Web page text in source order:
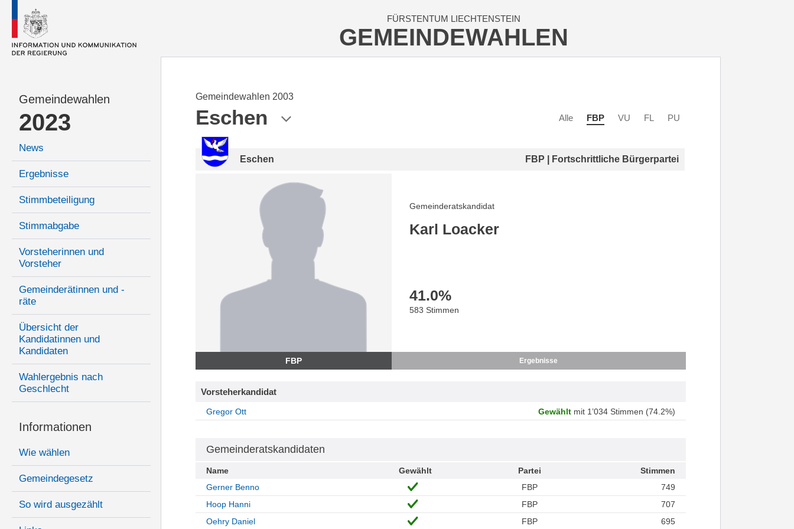
FÜRSTENTUM LIECHTENSTEIN
GEMEINDEWAHLEN
Gemeindewahlen
2023
News
Ergebnisse
Stimmbeteiligung
Stimmabgabe
Vorsteherinnen und
Vorsteher
Gemeinderätinnen und -
räte
Übersicht der
Kandidatinnen und
Kandidaten
Wahlergebnis nach
Geschlecht
Informationen
Wie wählen
Gemeindegesetz
So wird ausgezählt
Gemeindewahlen 2003
Eschen Alle FBP VU FL PU
Eschen FBP | Fortschrittliche Bürgerpartei
FBP
Gemeinderatskandidat
Karl Loacker
41.0%
583 Stimmen
Ergebnisse
Vorsteherkandidat
Gregor Ott Gewähltmit 1’034 Stimmen (74.2%)
Gemeinderatskandidaten
Name Gewählt Partei
Stimmen
Gerner Benno
FBP
749
Hoop Hanni
FBP
707
Oehry Daniel
FBP
695